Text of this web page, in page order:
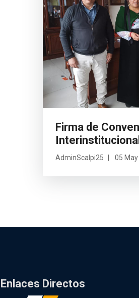
Firma de
Interinstitucional
AdminScalpi25 05
Enlaces Directos